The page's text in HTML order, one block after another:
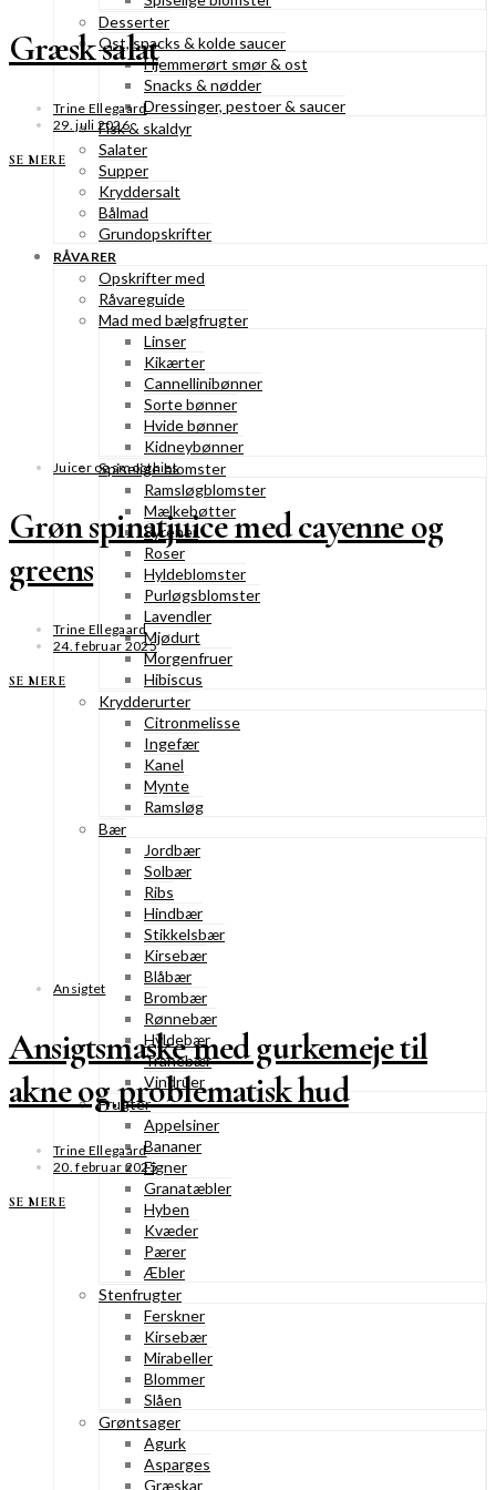
Desserter
Ost, snacks & kolde saucer
Hjemmerørt smør & ost
Snacks & nødder
Dressinger, pestoer & saucer
Fisk & skaldyr
Salater
Supper
Kryddersalt
Bålmad
Grundopskrifter
RÅVARER
Opskrifter med
Råvareguide
Mad med bælgfrugter
Linser
Kikærter
Cannellinibønner
Sorte bønner
Hvide bønner
Kidneybønner
Spiselige blomster
Ramsløgblomster
Mælkebøtter
Syrener
Roser
Hyldeblomster
Purløgsblomster
Lavendler
Mjødurt
Morgenfruer
Hibiscus
Krydderurter
Citronmelisse
Ingefær
Kanel
Mynte
Ramsløg
Bær
Jordbær
Solbær
Ribs
Hindbær
Stikkelsbær
Kirsebær
Blåbær
Brombær
Rønnebær
Hyldebær
Tranebær
Vindruer
Frugter
Appelsiner
Bananer
Figner
Granatæbler
Hyben
Kvæder
Pærer
Æbler
Stenfrugter
Ferskner
Kirsebær
Mirabeller
Blommer
Slåen
Grøntsager
Agurk
Asparges
Græskar
Græsk salat
Trine Ellegaard
29. juli 2026
SE MERE
Juicer og smoothies
Grøn spinatjuice med cayenne og
greens
Trine Ellegaard
24. februar 2025
SE MERE
Ansigtet
Ansigtsmaske med gurkemeje til
akne og problematisk hud
Trine Ellegaard
20. februar 2025
SE MERE